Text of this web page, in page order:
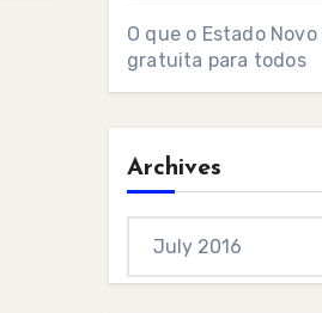
O que o Estado
gratuita para todos
Archives